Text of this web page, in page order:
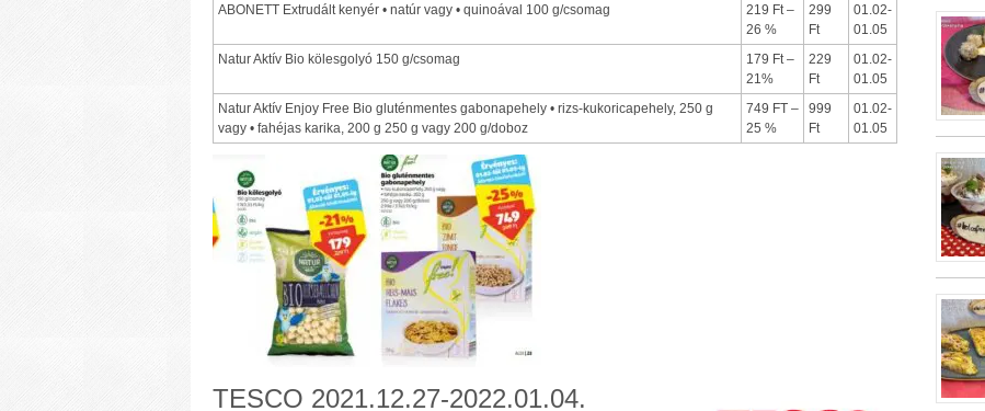
ABONETT Extrudált kenyér • natúr vagy • quinoával 100 g/csomag
219 Ft –
26 %
299
Ft
01.02-
01.05
Natur Aktív Bio kölesgolyó 150 g/csomag
179 Ft –
21%
229
Ft
01.02-
01.05
Natur Aktív Enjoy Free Bio gluténmentes gabonapehely • rizs-kukoricapehely, 250 g
vagy • fahéjas karika, 200 g 250 g vagy 200 g/doboz
749 FT –
25 %
999
Ft
01.02-
01.05
TESCO 2021.12.27-2022.01.04.